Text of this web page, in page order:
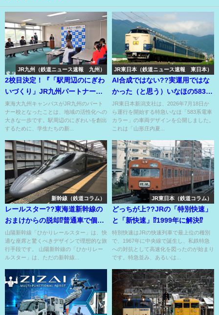
JR九州（鉄道ニュース速報 九州）
2校目決定！『「駅周辺のにぎわ
いづくり」JR九州パートナー
校！東海学園前駅が楽しみ！
東海大九州キャンパスがJR九州のパート
ナー校となったことは、地域の活性化への
大きな一歩です。駅周辺のにぎわいを創出
するために、学生たちの新...
JR東日本（鉄道ニュース速報 東日本）
AI合成ではない??実運用ではな
かった（と思う）いなほの583系
がE653系でデビュー⁉
JR東日本新潟支社は、2026年7月18日か
ら運行を開始する特急いなほ「583系電車
カラー」の車両デザインを公開しました。
これは「山形庄内夏...
新幹線（鉄道コラム）
レールスター??東海道新幹線の
おまけからの脱却⁉普通車で個室
やグリーン車並みのシートも⁉
山陽新幹線「ひかりレールスター」は、快
適な座席と驚くべきデザインで理想的な旅
行手段です。 山陽新幹線の「ひかりレー
ルスター」は、ただの新幹線...
JR東日本（鉄道コラム）
どっちが上??JRの「特別快速」
と「新快速」⁉1999年に解決⁉
特別快速はJRの快速列車で最上位の種別
で、1967年に中央線で誕生し、私鉄特急
への対抗として高速化を図ったのが始まり
です。特急並み、あるいは...